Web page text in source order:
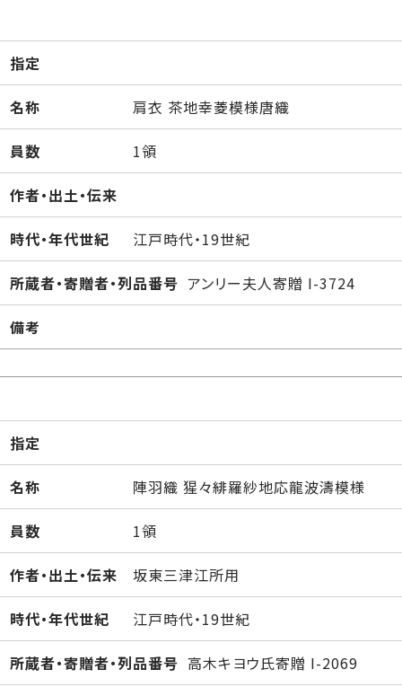
指定
名称 肩衣 茶地幸菱模様唐織
員数 1領
作者・出土・伝来
時代・年代世紀 江戸時代・19世紀
所蔵者・寄贈者・列品番号 アンリー夫人寄贈 I-3724
備考
指定
名称 陣羽織 猩々緋羅紗地応龍波濤模様
員数 1領
作者・出土・伝来 坂東三津江所用
時代・年代世紀 江戸時代・19世紀
所蔵者・寄贈者・列品番号 高木キヨウ氏寄贈 I-2069